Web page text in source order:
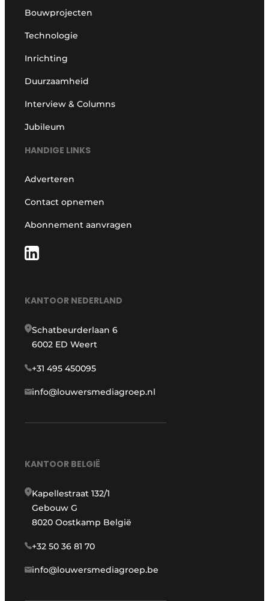
Bouwprojecten
Technologie
Inrichting
Duurzaamheid
Interview & Columns
Jubileum
HANDIGE LINKS
Adverteren
Contact opnemen
Abonnement aanvragen
KANTOOR NEDERLAND
Schatbeurderlaan 6
6002 ED Weert
+31 495 450095
info@louwersmediagroep.nl
KANTOOR BELGIË
Kapellestraat 132/1
Gebouw G
8020 Oostkamp België
+32 50 36 81 70
info@louwersmediagroep.be